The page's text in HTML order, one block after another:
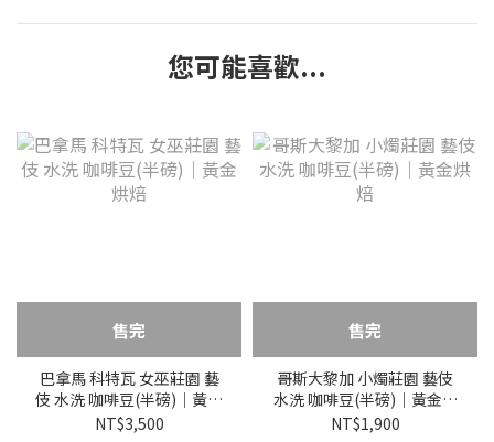
您可能喜歡...
售完
巴拿馬 科特瓦 女巫莊園 藝
伎 水洗 咖啡豆(半磅)｜黃金
烘焙
NT$3,500
售完
哥斯大黎加 小燭莊園 藝伎
水洗 咖啡豆(半磅)｜黃金烘
焙
NT$1,900